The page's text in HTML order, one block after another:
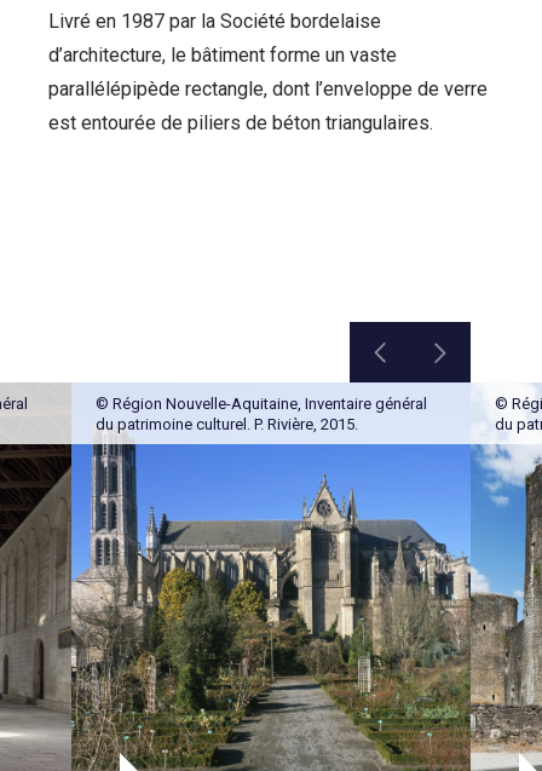
Livré en 1987 par la Société bordelaise
d’architecture, le bâtiment forme un vaste
parallélépipède rectangle, dont l’enveloppe de verre
est entourée de piliers de béton triangulaires.
© Région Nouvelle-Aquitaine, Inventaire général
du patrimoine culturel. P. Rivière, 2015.
©
du